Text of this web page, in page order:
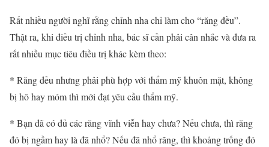
Rất nhiều người nghĩ rằngchỉnh nhachỉ làm cho “răng đều”.
Thật ra, khi điều trị chỉnh nha, bác sĩ cần phải cân nhắc và đưa ra
rất nhiều mục tiêu điều trị khác kèm theo:
* Răng đều nhưng phải phù hợp với thẩm mỹ khuôn mặt, không
bị hô hay móm thì mới đạt yêu cầu thẩm mỹ.
* Bạn đã có đủ các răng vĩnh viễn hay chưa? Nếu chưa, thì răng
đó bị ngầm hay là đã nhổ? Nếu đã nhổ răng, thì khoảng trống đó